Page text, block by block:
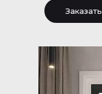
Заказать